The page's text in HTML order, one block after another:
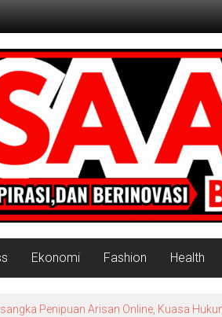
Ekonomi Fashion Health
Penipuan Arisan Online, Kuasa